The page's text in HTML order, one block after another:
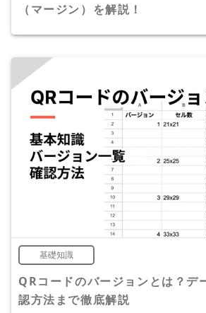
（マージン）を解説！
基礎知識
QRコードのバージョンとは？デ
認方法まで徹底解説